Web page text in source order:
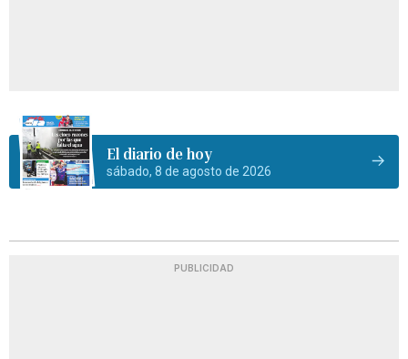
El diario de hoy
sábado, 8 de agosto de 2026
PUBLICIDAD